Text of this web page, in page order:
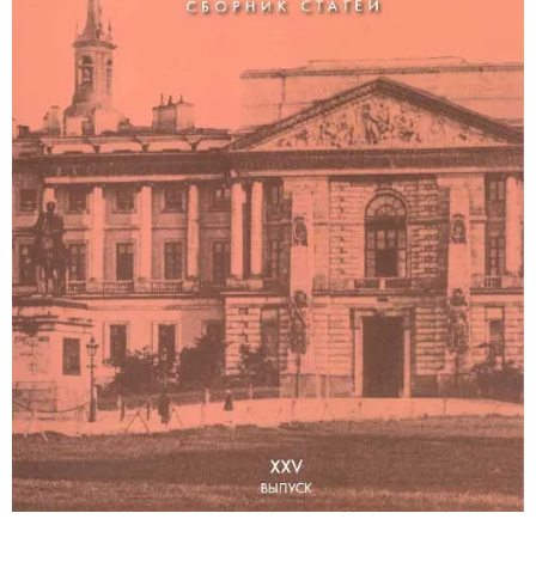
Русское искусство второй половины
Русское народное искусство XVII-XXI
Будущие выставки
Выездные выставки
Садко
Михаил Нестеров
Архив выставок
Степан Эрьзя – скульптор мира. К
Эпоха Императора Александра III и её
Архип Куинджи. Иллюзия света
Русская традиция
Наш авангард
Фёдор Васильев. К 175-летию со дня
Посетителям
Справочная информация